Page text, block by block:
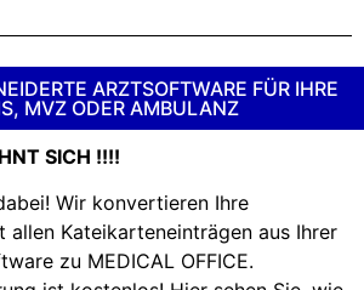
ARZTSOFTWARE FÜR IHRE
MVZ ODER AMBULANZ
SICH !!!!
Wir konvertieren Ihre
allen Kateikarteneinträgen aus Ihrer
zu MEDICAL OFFICE.